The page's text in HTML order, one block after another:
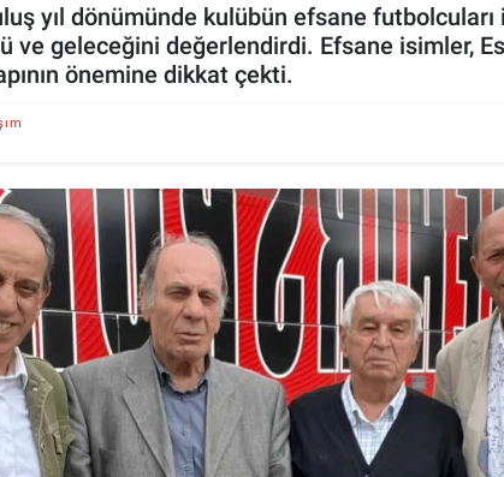
yıl dönümünde kulübün efsane futbolcuları
ve geleceğini değerlendirdi. Efsane isimler,
önemine dikkat çekti.